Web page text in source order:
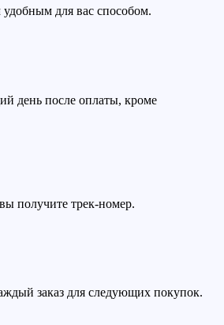
для вас способом.
день после оплаты, кроме
получите трек-номер.
заказ для следующих покупок.